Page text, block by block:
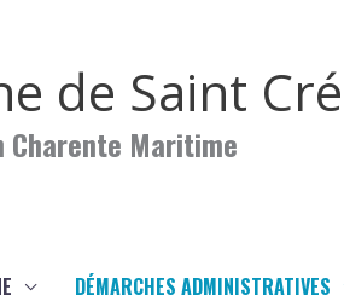
de Saint
Charente Maritime
DÉMARCHES ADMINISTRATIVES